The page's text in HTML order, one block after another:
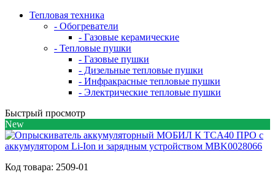
Тепловая техника
- Обогреватели
- Газовые керамические
- Тепловые пушки
- Газовые пушки
- Дизельные тепловые пушки
- Инфракрасные тепловые пушки
- Электрические тепловые пушки
Быстрый просмотр
New
Код товара: 2509-01